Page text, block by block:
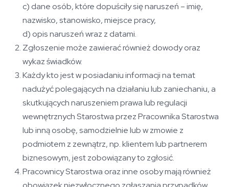
c) dane osób, które dopuściły się naruszeń – imię,
nazwisko, stanowisko, miejsce pracy,
d) opis naruszeń wraz z datami.
Zgłoszenie może zawierać również dowody oraz
wykaz świadków.
Każdy kto jest w posiadaniu informacji na temat
nadużyć polegających na działaniu lub zaniechaniu, a
skutkujących naruszeniem prawa lub regulacji
wewnętrznych Starostwa przez Pracownika Starostwa
lub inną osobę, samodzielnie lub w zmowie z
podmiotem z zewnątrz, np. klientem lub partnerem
biznesowym, jest zobowiązany to zgłosić.
Pracownicy Starostwa oraz inne osoby mają również